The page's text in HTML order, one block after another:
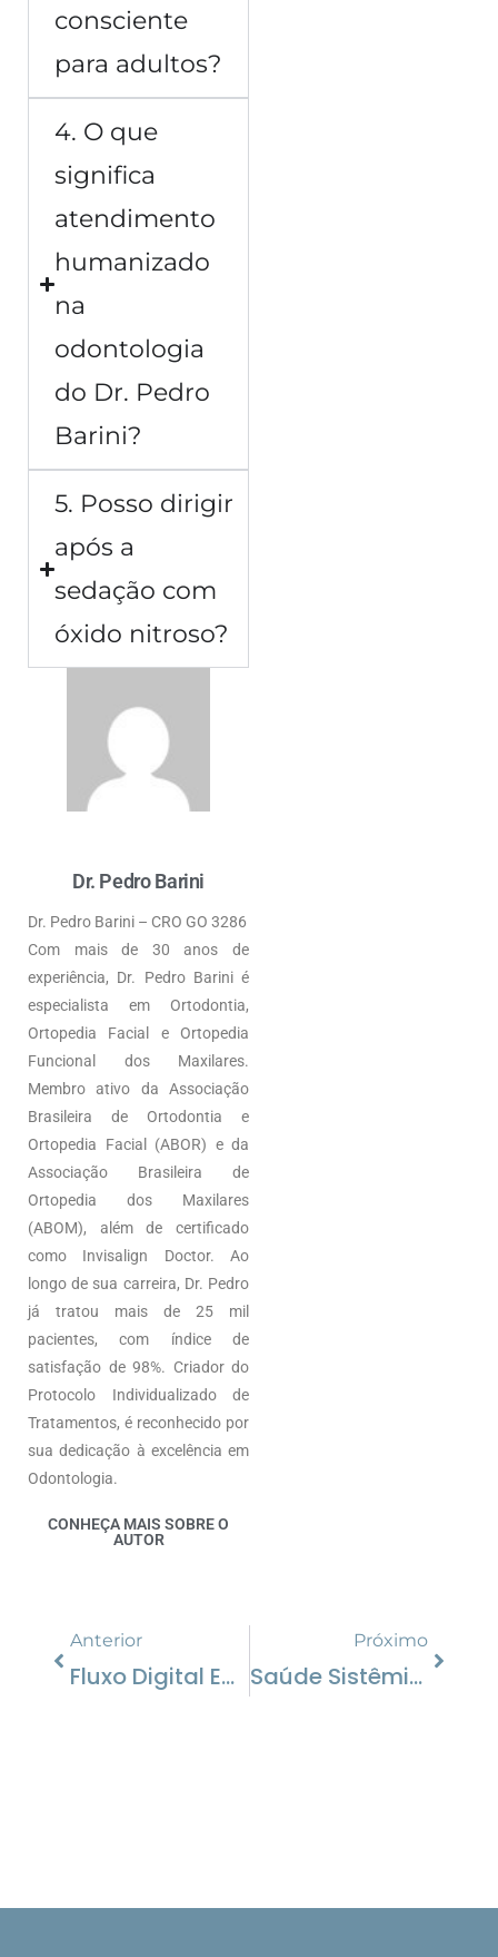
consciente
para adultos?
4. O que
significa
atendimento
humanizado
na
odontologia
do Dr. Pedro
Barini?
5. Posso dirigir
após a
sedação com
óxido nitroso?
Dr. Pedro Barini
Dr. Pedro Barini – CRO GO 3286
Com mais de 30 anos de
experiência, Dr. Pedro Barini é
especialista em Ortodontia,
Ortopedia Facial e Ortopedia
Funcional dos Maxilares.
Membro ativo da Associação
Brasileira de Ortodontia e
Ortopedia Facial (ABOR) e da
Associação Brasileira de
Ortopedia dos Maxilares
(ABOM), além de certificado
como Invisalign Doctor. Ao
longo de sua carreira, Dr. Pedro
já tratou mais de 25 mil
pacientes, com índice de
satisfação de 98%. Criador do
Protocolo Individualizado de
Tratamentos, é reconhecido por
sua dedicação à excelência em
Odontologia.
CONHEÇA MAIS SOBRE O
AUTOR
Anterior
Fluxo Digital Em Goiânia: A Revolução Nos Implantes E Aparelhos Invisíveis Com Dr. Pedro Barini
Próximo
Saúde Sistêmica: Como O Que Acontece Na Sua Boca Reflete No Seu Corpo